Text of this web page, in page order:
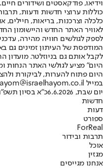
וידיאו, פודקאסטים ושידורים
כוללות ערוצי חדשות ודעות,
לאוויר האתר החדש והיישומון
לספק לגולשים חוויה מהירה,
המודפסת של העיתון זמינים גם
לקבל אותם גם בניוזלטר. מועדון
היום" מציע לגולשי האתר הנחות
היום פתוח להערות, לביקורת
במייל hayom@israelhayom.co.il.
יום שבת, 6.6.2026
כ"א בסיון
חדשות
דעות
ספורט
ForReal
תרבות ובידור
אוכל
מגזין
אנחנו מגייסים